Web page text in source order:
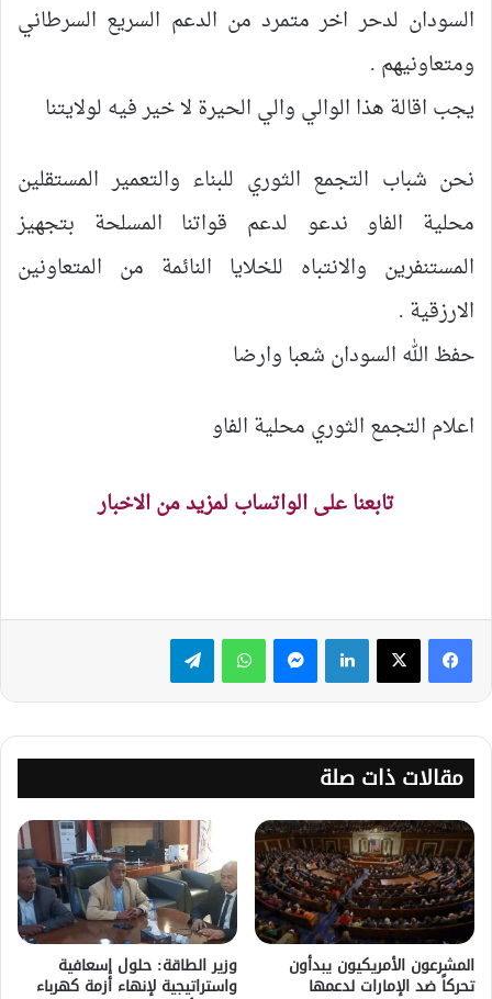
السودان لدحر اخر متمرد من الدعم السريع السرطاني
ومتعاونيهم .
يجب اقالة هذا الوالي والي الحيرة لا خير فيه لولايتنا
نحن شباب التجمع الثوري للبناء والتعمير المستقلين
محلية الفاو ندعو لدعم قواتنا المسلحة بتجهيز
المستنفرين والانتباه للخلايا النائمة من المتعاونين
الارزقية .
حفظ الله السودان شعبا وارضا
اعلام التجمع الثوري محلية الفاو
تابعنا على الواتساب لمزيد من الاخبار
لينكدإن ماسنجر واتساب تيلقرام
مقالات ذات صلة
المشرعون الأمريكيون يبدأون
تحركاً ضد الإمارات لدعمها
وزير الطاقة: حلول إسعافية
واستراتيجية لإنهاء أزمة كهرباء